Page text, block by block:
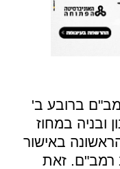
ברובע ב'
ובניה במחוז
באישור
רמב"ם. זאת